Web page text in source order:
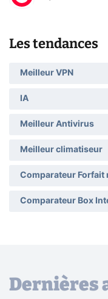
Les tendances
Meilleur VPN
IA
Meilleur Antivirus
Meilleur climatiseur
Comparateur Forfait
Comparateur Box
Dernières